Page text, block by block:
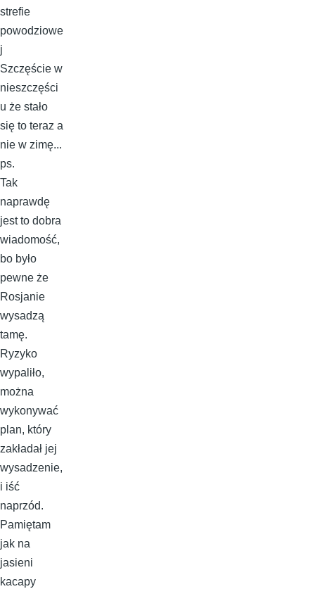
strefie
powodziowe
j
Szczęście w
nieszczęści
u że stało
się to teraz a
nie w zimę...
ps.
Tak
naprawdę
jest to dobra
wiadomość,
bo było
pewne że
Rosjanie
wysadzą
tamę.
Ryzyko
wypaliło,
można
wykonywać
plan, który
zakładał jej
wysadzenie,
i iść
naprzód.
Pamiętam
jak na
jasieni
kacapy